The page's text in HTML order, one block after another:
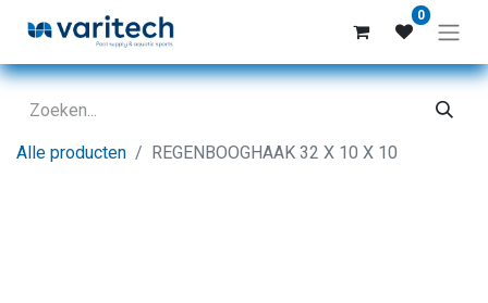
0
Alle producten REGENBOOGHAAK 32 X 10 X 10